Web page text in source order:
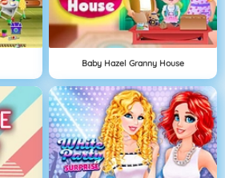
Baby Hazel Granny House